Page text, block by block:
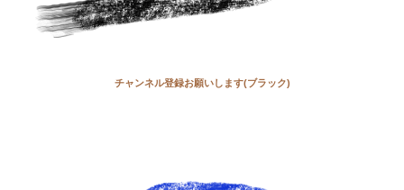
チャンネル登録お願いします(ブラック)